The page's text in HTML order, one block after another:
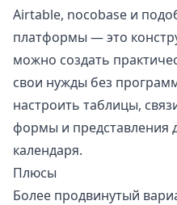
Airtable, nocobase и
платформы — это
можно создать
свои нужды без
настроить таблицы,
формы и представления
календаря.
Плюсы
Более продвинутый